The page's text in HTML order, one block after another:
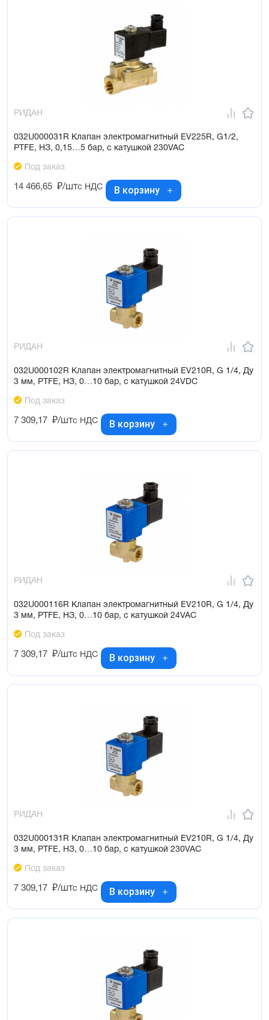
РИДАН
032U000031R Клапан электромагнитный EV225R, G1/2,
PTFE, НЗ, 0,15…5 бар, с катушкой 230VAC
Под заказ
14 466,65 ₽/штс НДС В корзину
РИДАН
032U000102R Клапан электромагнитный EV210R, G 1/4, Ду
3 мм, PTFE, НЗ, 0…10 бар, с катушкой 24VDC
Под заказ
7 309,17 ₽/штс НДС В корзину
РИДАН
032U000116R Клапан электромагнитный EV210R, G 1/4, Ду
3 мм, PTFE, НЗ, 0…10 бар, с катушкой 24VAC
Под заказ
7 309,17 ₽/штс НДС В корзину
РИДАН
032U000131R Клапан электромагнитный EV210R, G 1/4, Ду
3 мм, PTFE, НЗ, 0…10 бар, с катушкой 230VAC
Под заказ
7 309,17 ₽/штс НДС В корзину